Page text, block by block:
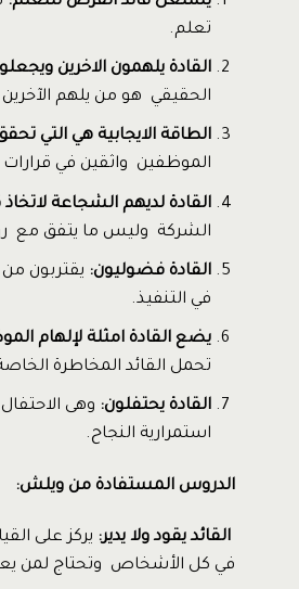
تعلم.
القادة يلهمون الاخرين
الحقيقي هو من يلهم
الطاقة الايجابية هي التي
الموظفين واثقين في قرارات
القادة لديهم الشجاعة
الشركة وليس ما يتفق مع
القادة فضوليون: يقتربون
في التنفيذ.
يضع القادة امثلة لإلهام
تحمل القائد المخاطرة
القادة يحتفلون: وهى
استمرارية النجاح.
الدروس المستفادة من ويلش:
القائد يقود ولا يدير: يركز على
في كل الأشخاص وتحتاج لمن